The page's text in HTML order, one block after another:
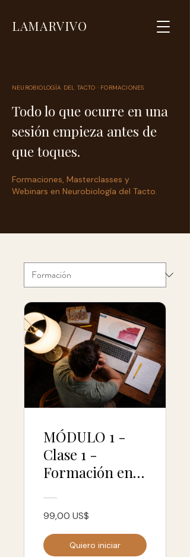
LAMARVIVO
NEUROBIOLOGÍA DEL TACTO · FORMACIONES
Todo lo que ocurre en una
sesión empieza antes de
que toques.
Formaciones, Masterclasses y
Webinars en Neurobiología del Tacto.
MÓDULO 1 -
Clase 1 -
Formación en
del Tacto 2026
99,00 US$
Quiero iniciar